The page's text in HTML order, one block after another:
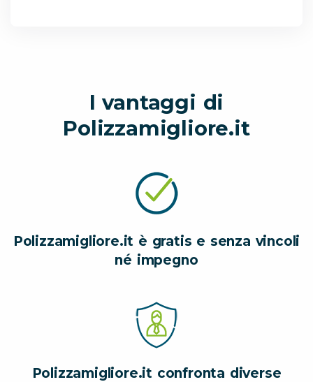
I vantaggi di
Polizzamigliore.it
Polizzamigliore.it è gratis e senza vincoli
né impegno
Polizzamigliore.it confronta diverse